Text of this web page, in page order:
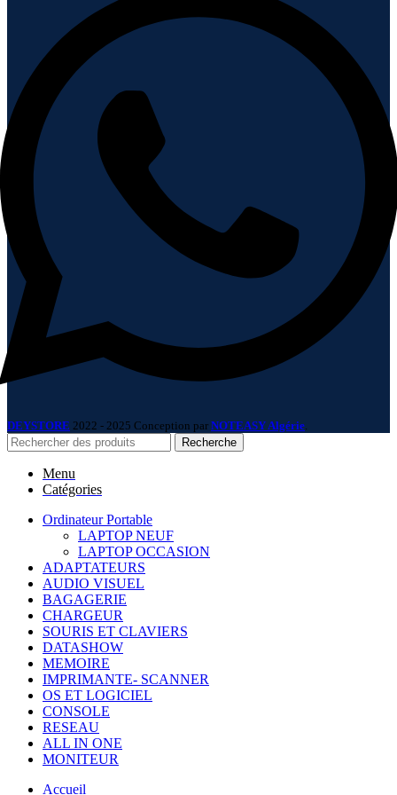
DEYSTORE 2022 - 2025 Conception par NOTEASY Algérie
Recherche
Menu
Catégories
Ordinateur Portable
LAPTOP NEUF
LAPTOP OCCASION
ADAPTATEURS
AUDIO VISUEL
BAGAGERIE
CHARGEUR
SOURIS ET CLAVIERS
DATASHOW
MEMOIRE
IMPRIMANTE- SCANNER
OS ET LOGICIEL
CONSOLE
RESEAU
ALL IN ONE
MONITEUR
Accueil